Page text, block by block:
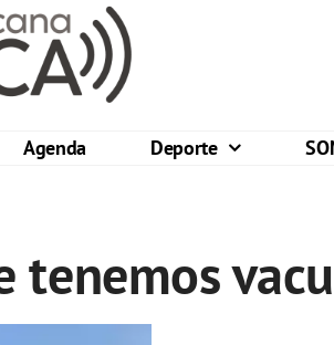
Agenda Deporte
tenemos